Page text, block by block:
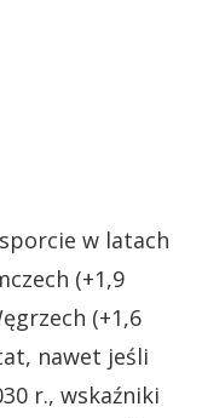
w latach
(+1,9
(+1,6
nawet jeśli
r., wskaźniki